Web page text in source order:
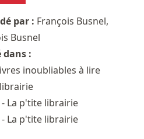
par : François Busnel,
Busnel
dans :
inoubliables à lire
La p'tite librairie
La p'tite librairie